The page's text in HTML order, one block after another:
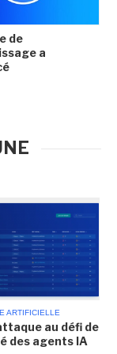
de
a
ARTIFICIELLE
au défi de
des agents IA